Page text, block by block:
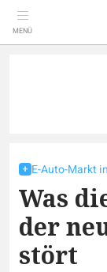
MENÜ
E-Auto-Markt
Was
der
stört